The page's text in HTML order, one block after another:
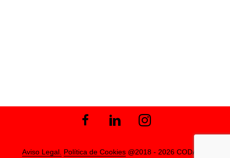
Aviso Legal. Política de Cookies @2018 - 2026 CODAMA